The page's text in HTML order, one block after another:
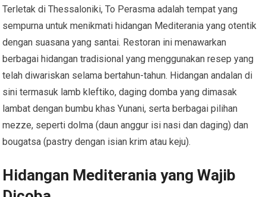
Terletak di Thessaloniki, To Perasma adalah tempat yang
sempurna untuk menikmati hidangan Mediterania yang otentik
dengan suasana yang santai. Restoran ini menawarkan
berbagai hidangan tradisional yang menggunakan resep yang
telah diwariskan selama bertahun-tahun. Hidangan andalan di
sini termasuk lamb kleftiko, daging domba yang dimasak
lambat dengan bumbu khas Yunani, serta berbagai pilihan
mezze, seperti dolma (daun anggur isi nasi dan daging) dan
bougatsa (pastry dengan isian krim atau keju).
Hidangan Mediterania yang Wajib